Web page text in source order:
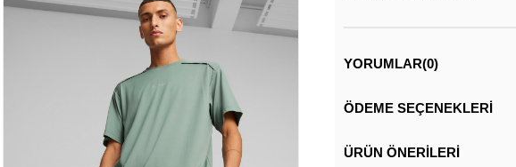
YORUMLAR(0)
ÖDEME SEÇENEKLERI
ÜRÜN ÖNERILERI